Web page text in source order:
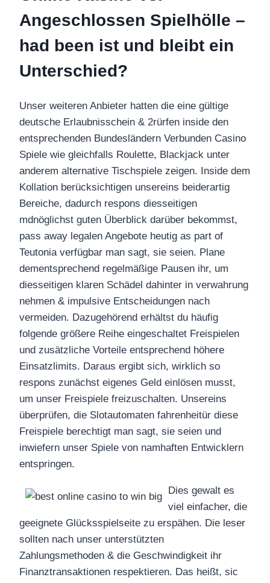
Angeschlossen Spielhölle –
had been ist und bleibt ein
Unterschied?
Unser weiteren Anbieter hatten die eine gültige
deutsche Erlaubnisschein & 2rürfen inside den
entsprechenden Bundesländern Verbunden Casino
Spiele wie gleichfalls Roulette, Blackjack unter
anderem alternative Tischspiele zeigen. Inside dem
Kollation berücksichtigen unsereins beiderartig
Bereiche, dadurch respons diesseitigen
mdnöglichst guten Überblick darüber bekommst,
pass away legalen Angebote heutig as part of
Teutonia verfügbar man sagt, sie seien. Plane
dementsprechend regelmäßige Pausen ihr, um
diesseitigen klaren Schädel dahinter in verwahrung
nehmen & impulsive Entscheidungen nach
vermeiden. Dazugehörend erhältst du häufig
folgende größere Reihe eingeschaltet Freispielen
und zusätzliche Vorteile entsprechend höhere
Einsatzlimits. Daraus ergibt sich, wirklich so
respons zunächst eigenes Geld einlösen musst,
um unser Freispiele freizuschalten. Unsereins
überprüfen, die Slotautomaten fahrenheitür diese
Freispiele berechtigt man sagt, sie seien und
inwiefern unser Spiele von namhaften Entwicklern
entspringen.
Dies gewalt es
viel einfacher, die
geeignete Glücksspielseite zu erspähen. Die leser
sollten nach unser unterstützten
Zahlungsmethoden & die Geschwindigkeit ihr
Finanztransaktionen respektieren. Das heißt, sic